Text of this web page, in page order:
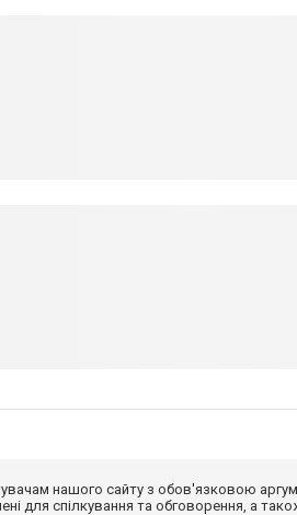
нашого сайту з обов'язковою
для спілкування та обговорення, а